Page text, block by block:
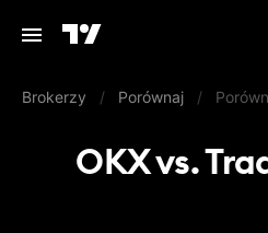
Brokerzy / Porównaj /
OKX vs.